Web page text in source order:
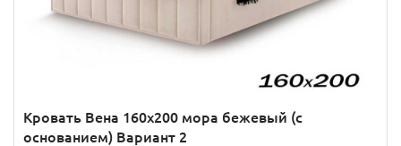
Кровать Вена 160х200 мора бежевый (с
основанием) Вариант 2